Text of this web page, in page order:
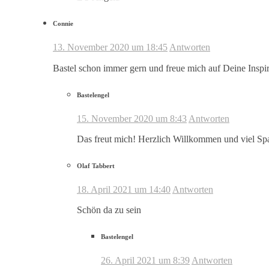
Connie
13. November 2020 um 18:45 Antworten
Bastel schon immer gern und freue mich auf Deine
Bastelengel
15. November 2020 um 8:43 Antworten
Das freut mich! Herzlich Willkommen und viel
Olaf Tabbert
18. April 2021 um 14:40 Antworten
Schön da zu sein
Bastelengel
26. April 2021 um 8:39 Antworten